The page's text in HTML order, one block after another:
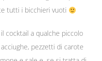
tutti i bicchieri vuoti
cocktail a qualche piccolo
pezzetti di carote